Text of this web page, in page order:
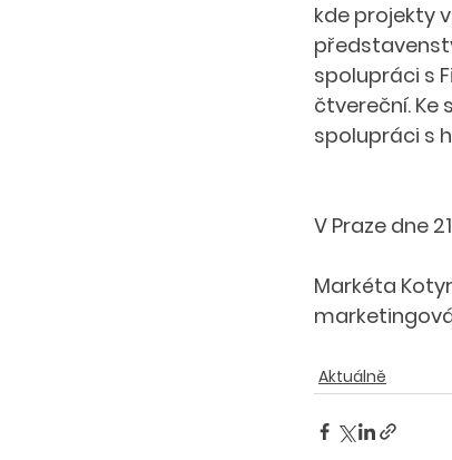
kde projekty
spolupráci s
čtvereční. Ke
spolupráci s
V Praze dne
Markéta
Aktuálně